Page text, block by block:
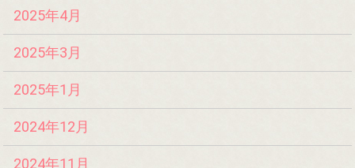
2025年4月
2025年3月
2025年1月
2024年12月
2024年11月